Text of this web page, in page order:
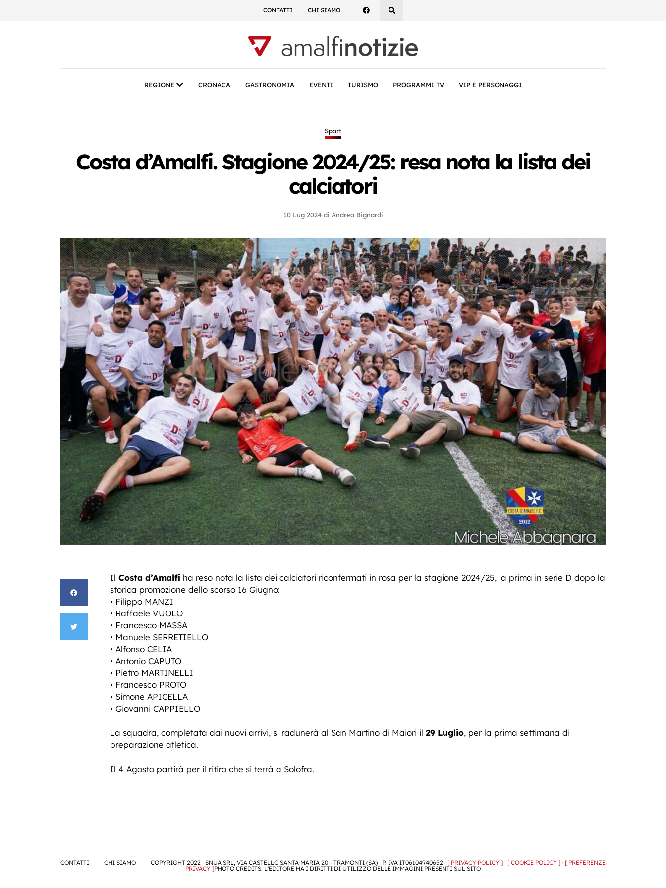
CONTATTI CHI SIAMO
REGIONE CRONACA GASTRONOMIA EVENTI TURISMO PROGRAMMI TV VIP E PERSONAGGI
Sport
Costa d’Amalfi. Stagione 2024/25: resa nota la lista dei
calciatori
10 Lug 2024 di Andrea Bignardi
Il Costa d’Amalfi ha reso nota la lista dei calciatori riconfermati in rosa per la stagione 2024/25, la prima in serie D dopo la
storica promozione dello scorso 16 Giugno:
• Filippo MANZI
• Raffaele VUOLO
• Francesco MASSA
• Manuele SERRETIELLO
• Alfonso CELIA
• Antonio CAPUTO
• Pietro MARTINELLI
• Francesco PROTO
• Simone APICELLA
• Giovanni CAPPIELLO
La squadra, completata dai nuovi arrivi, si radunerà al San Martino di Maiori il 29 Luglio, per la prima settimana di
preparazione atletica.
Il 4 Agosto partirà per il ritiro che si terrà a Solofra.
CONTATTI CHI SIAMO COPYRIGHT 2022 · SNUA SRL, VIA CASTELLO SANTA MARIA 20 - TRAMONTI (SA) · P. IVA IT06104940652 · [ PRIVACY POLICY ] · [ COOKIE POLICY ] · [ PREFERENZE
PRIVACY ]PHOTO CREDITS: L'EDITORE HA I DIRITTI DI UTILIZZO DELLE IMMAGINI PRESENTI SUL SITO